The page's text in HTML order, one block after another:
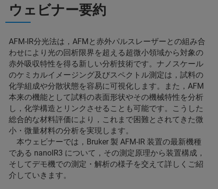
ウェビナー要約
AFM-IR分光法は，AFMと赤外パルスレーザーとの組み合
わせにより光の回析限界を超える超微小領域から対象の
赤外吸収特性を得る新しい分析技術です。ナノスケール
のケミカルイメージング及びスペクトル測定は，試料の
化学組成や分散状態を容易に可視化します。また，AFM
本来の機能として試料の表面形状やその機械特性を分析
し，化学構造とリンクさせることも可能です。こうした
総合的な材料評価により，これまで困難とされてきた微
小・微量材料の分析を実現します。
本ウェビナーでは，Bruker 製 AFM-IR 装置の最新機種
である nanoIR3 について，その測定原理から装置構成，
そしてデモ機での測定・解析の様子を交えて詳しくご紹
介していきます。